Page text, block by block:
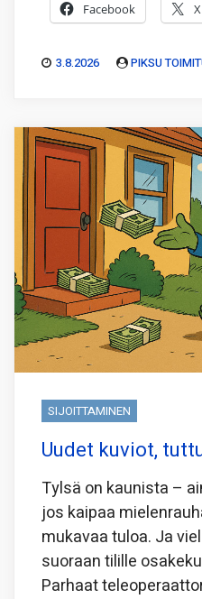
Facebook X
3.8.2026 PIKSU
SIJOITTAMINEN
Uudet kuviot,
Tylsä on kaunista –
jos kaipaa
mukavaa tuloa. Ja
suoraan tilille
Parhaat